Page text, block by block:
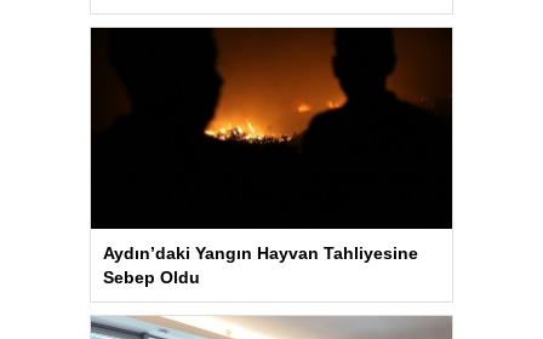
Aydın’daki Yangın Hayvan Tahliyesine
Sebep Oldu